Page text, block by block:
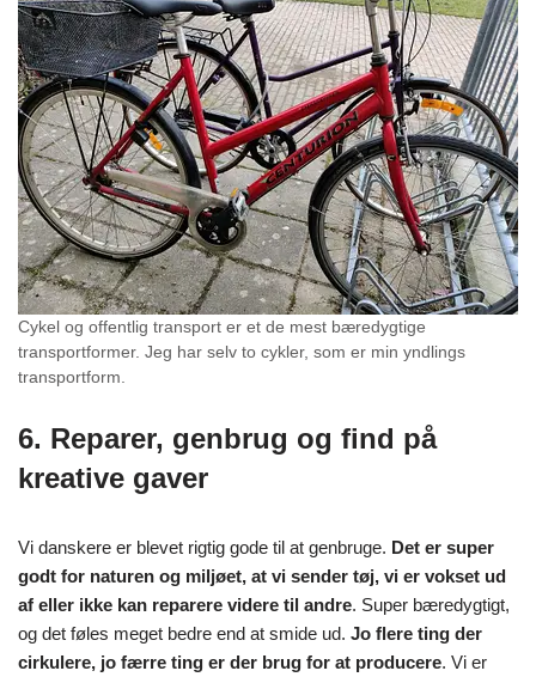
Cykel og offentlig transport er et de mest bæredygtige
transportformer. Jeg har selv to cykler, som er min yndlings
transportform.
6. Reparer, genbrug og find på
kreative gaver
Vi danskere er blevet rigtig gode til at genbruge. Det er super
godt for naturen og miljøet, at vi sender tøj, vi er vokset ud
af eller ikke kan reparere videre til andre. Super bæredygtigt,
og det føles meget bedre end at smide ud. Jo flere ting der
cirkulere, jo færre ting er der brug for at producere. Vi er